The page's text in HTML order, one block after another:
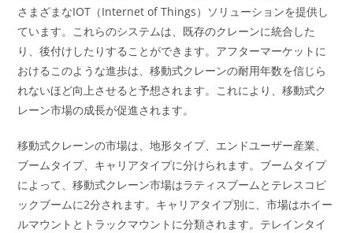
さまざまなIOT（Internet of Things）ソリューションを提供し
ています。これらのシステムは、既存のクレーンに統合した
り、後付けしたりすることができます。アフターマーケットに
おけるこのような進歩は、移動式クレーンの耐用年数を信じら
れないほど向上させると予想されます。これにより、移動式ク
レーン市場の成長が促進されます。
移動式クレーンの市場は、地形タイプ、エンドユーザー産業、
ブームタイプ、キャリアタイプに分けられます。ブームタイプ
によって、移動式クレーン市場はラティスブームとテレスコピ
ックブームに2分されます。キャリアタイプ別に、市場はホイー
ルマウントとトラックマウントに分類されます。テレインタイ